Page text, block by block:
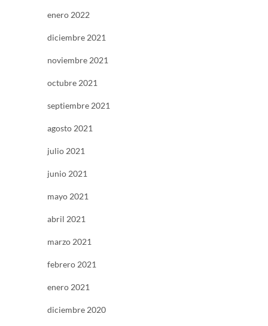
enero 2022
diciembre 2021
noviembre 2021
octubre 2021
septiembre 2021
agosto 2021
julio 2021
junio 2021
mayo 2021
abril 2021
marzo 2021
febrero 2021
enero 2021
diciembre 2020